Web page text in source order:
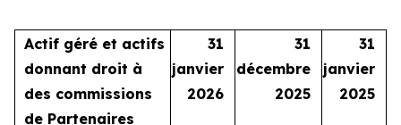
Actif géré et actifs
donnant droit à
des commissions
de Partenaires
31
janvier
2026
31
décembre
2025
31
janvier
2025